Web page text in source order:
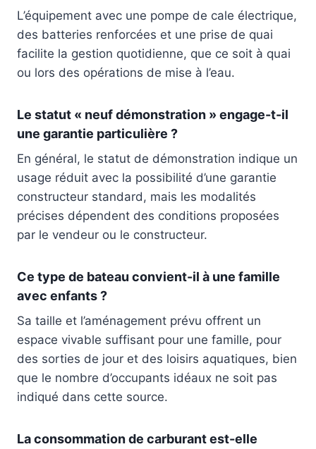
L’équipement avec une pompe de cale électrique,
des batteries renforcées et une prise de quai
facilite la gestion quotidienne, que ce soit à quai
ou lors des opérations de mise à l’eau.
Le statut « neuf démonstration » engage-t-il
une garantie particulière ?
En général, le statut de démonstration indique un
usage réduit avec la possibilité d’une garantie
constructeur standard, mais les modalités
précises dépendent des conditions proposées
par le vendeur ou le constructeur.
Ce type de bateau convient-il à une famille
avec enfants ?
Sa taille et l’aménagement prévu offrent un
espace vivable suffisant pour une famille, pour
des sorties de jour et des loisirs aquatiques, bien
que le nombre d’occupants idéaux ne soit pas
indiqué dans cette source.
La consommation de carburant est-elle